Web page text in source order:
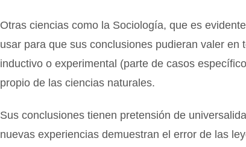
Otras ciencias como la Sociología, que es
usar para que sus conclusiones pudieran valer en
inductivo o experimental (parte de casos
propio de las ciencias naturales.
Sus conclusiones tienen pretensión de
nuevas experiencias demuestran el error de las